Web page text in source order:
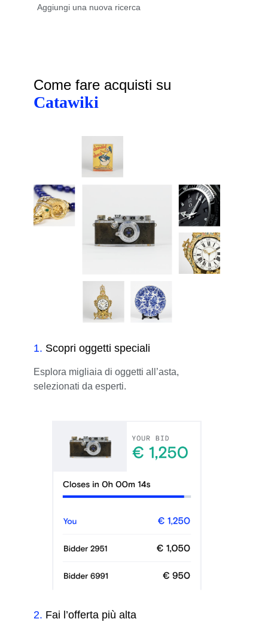
Come fare acquisti su
Catawiki
1. Scopri oggetti speciali
Esplora migliaia di oggetti all’asta,
selezionati da esperti.
2. Fai l’offerta più alta